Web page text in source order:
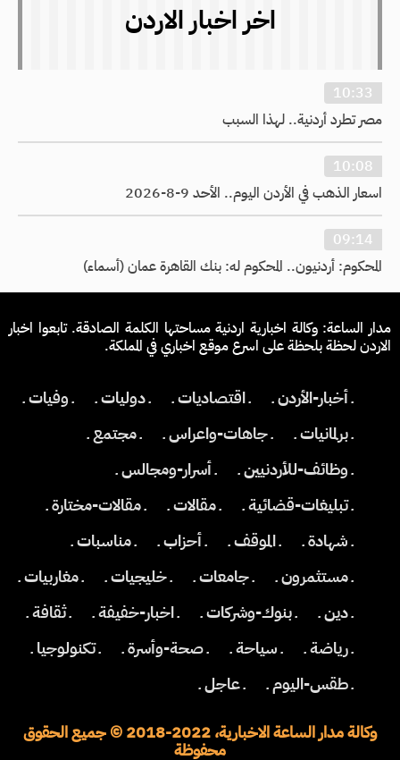
اخر اخبار الاردن
10:33
مصر تطرد أردنية.. لهذا السبب
10:08
اسعار الذهب في الأردن اليوم.. الأحد 9-8-2026
09:14
المحكوم: أردنيون.. المحكوم له: بنك القاهرة عمان (أسماء)
مدار الساعة: وكالة اخبارية اردنية مساحتها الكلمة الصادقة. تابعوا اخبار
الاردن لحظة بلحظة على اسرع موقع اخباري في المملكة.
ـ أخبار-الأردن ـ ـ اقتصاديات ـ ـ دوليات ـ
ـ وفيات ـ
ـ برلمانيات ـ
ـ جاهات-واعراس ـ
ـ مجتمع ـ
ـ وظائف-للأردنيين ـ
ـ أسرار-ومجالس ـ
ـ تبليغات-قضائية ـ
ـ مقالات ـ
ـ مقالات-مختارة ـ
ـ شهادة ـ
ـ الموقف ـ ـ أحزاب ـ
ـ مناسبات ـ
ـ مستثمرون ـ
ـ جامعات ـ ـ خليجيات ـ
ـ مغاربيات ـ
ـ دين ـ
ـ بنوك-وشركات ـ ـ اخبار-خفيفة ـ
ـ ثقافة ـ
ـ رياضة ـ
ـ سياحة ـ ـ صحة-وأسرة ـ
ـ تكنولوجيا ـ
ـ طقس-اليوم ـ
ـ عاجل ـ
وكالة مدار الساعة الاخبارية، 2022-2018 © جميع الحقوق
محفوظة